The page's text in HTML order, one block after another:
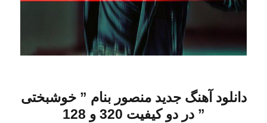
دانلود آهنگ جدید منصور بنام ” خوشبختی
” در دو کیفیت 320 و 128